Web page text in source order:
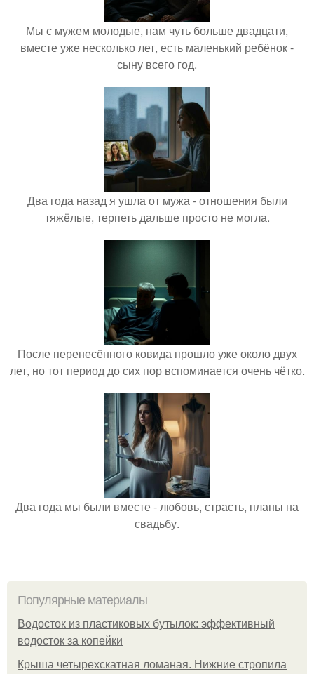
Мы с мужем молодые, нам чуть больше двадцати,
вместе уже несколько лет, есть маленький ребёнок -
сыну всего год.
Два года назад я ушла от мужа - отношения были
тяжёлые, терпеть дальше просто не могла.
После перенесённого ковида прошло уже около двух
лет, но тот период до сих пор вспоминается очень чётко.
Два года мы были вместе - любовь, страсть, планы на
свадьбу.
Популярные материалы
Водосток из пластиковых бутылок: эффективный
водосток за копейки
Крыша четырехскатная ломаная. Нижние стропила